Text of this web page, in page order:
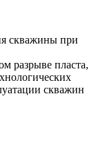
скважины при
разрыве пласта,
скважин